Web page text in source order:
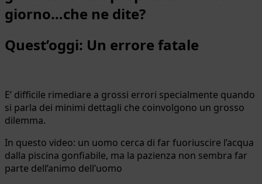
giorno…che ne dite?
Quest’oggi: Un errore fatale
E’ difficile rimediare a grossi errori specialmente quando
si parla dei minimi dettagli che coinvolgono un grosso
dilemma.
In questo video: un uomo cerca di far fuoriuscire l’acqua
dalla piscina gonfiabile, ma la pazienza non sembra far
parte dell’animo dell’uomo